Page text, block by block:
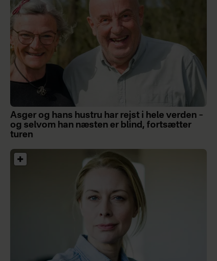
Asger og hans hustru har rejst i hele verden –
og selvom han næsten er blind, fortsætter
turen